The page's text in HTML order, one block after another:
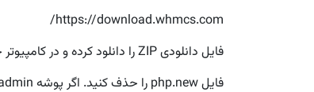
https://download.whmcs.com/
فایل دانلودی ZIP را دانلود کرده و در کامپیوتر خود اکسترکت کنید.